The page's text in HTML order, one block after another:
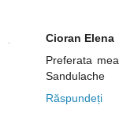
Cioran Elena
Preferata
Sandulache
Răspundeți